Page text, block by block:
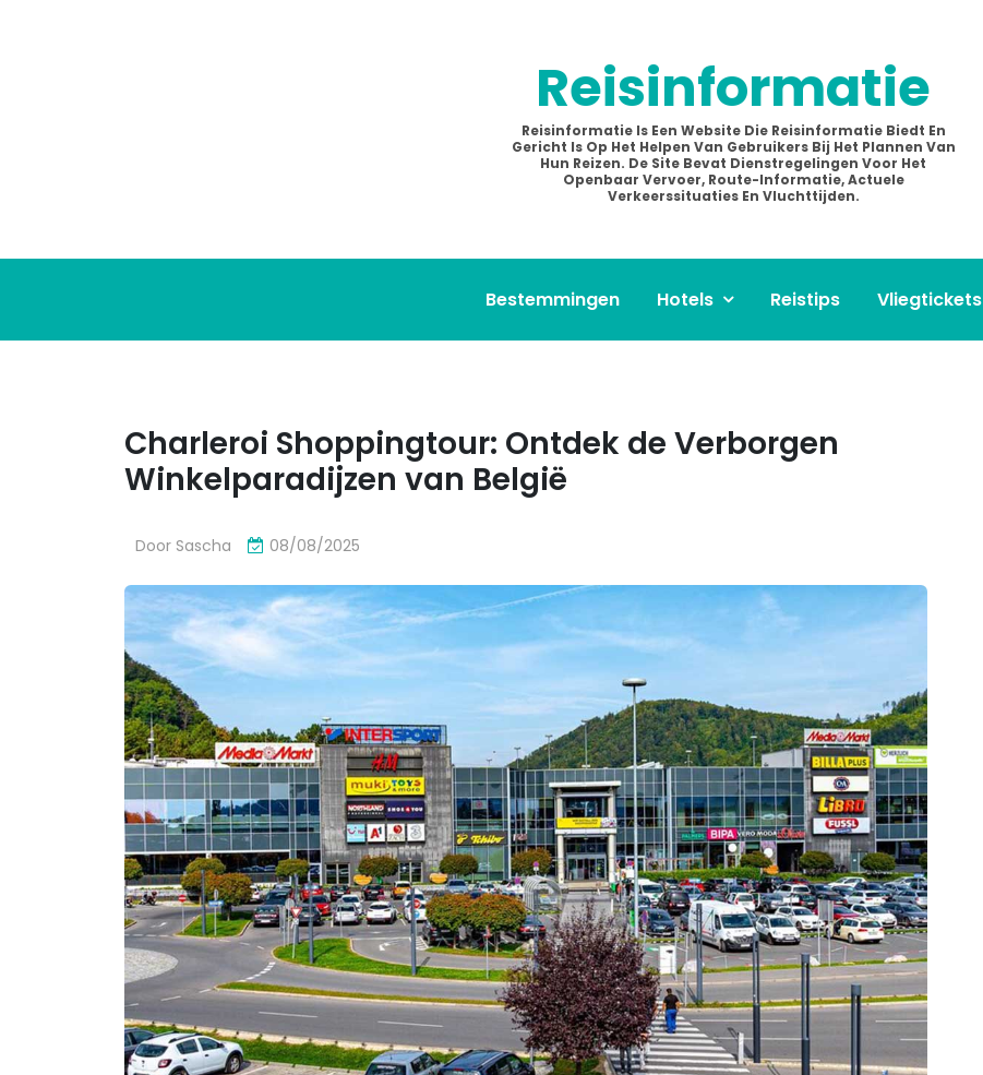
Reisinformatie
Reisinformatie Is Een Website Die Reisinformatie Biedt En
Gericht Is Op Het Helpen Van Gebruikers Bij Het Plannen Van
Hun Reizen. De Site Bevat Dienstregelingen Voor Het
Openbaar Vervoer, Route-Informatie, Actuele
Verkeerssituaties En Vluchttijden.
Bestemmingen Hotels Reistips Vliegtickets
Charleroi Shoppingtour: Ontdek de Verborgen
Winkelparadijzen van België
Door Sascha 08/08/2025